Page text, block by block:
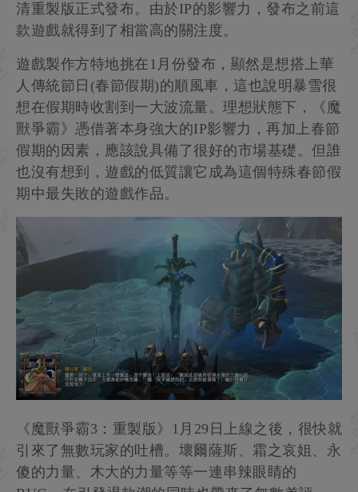
清重製版正式發布。由於IP的影響力，發布之前這
款遊戲就得到了相當高的關注度。
遊戲製作方特地挑在1月份發布，顯然是想搭上華
人傳統節日(春節假期)的順風車，這也說明暴雪很
想在假期時收割到一大波流量。理想狀態下，《魔
獸爭霸》憑借著本身強大的IP影響力，再加上春節
假期的因素，應該說具備了很好的市場基礎。但誰
也沒有想到，遊戲的低質讓它成為這個特殊春節假
期中最失敗的遊戲作品。
《魔獸爭霸3：重製版》1月29日上線之後，很快就
引來了無數玩家的吐槽。壞爾薩斯、霜之哀姐、永
傻的力量、木大的力量等等一連串辣眼睛的